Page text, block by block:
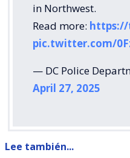
in Northwest.
Read more: https://
pic.twitter.com/
— DC Police
April 27, 2025
Lee también...